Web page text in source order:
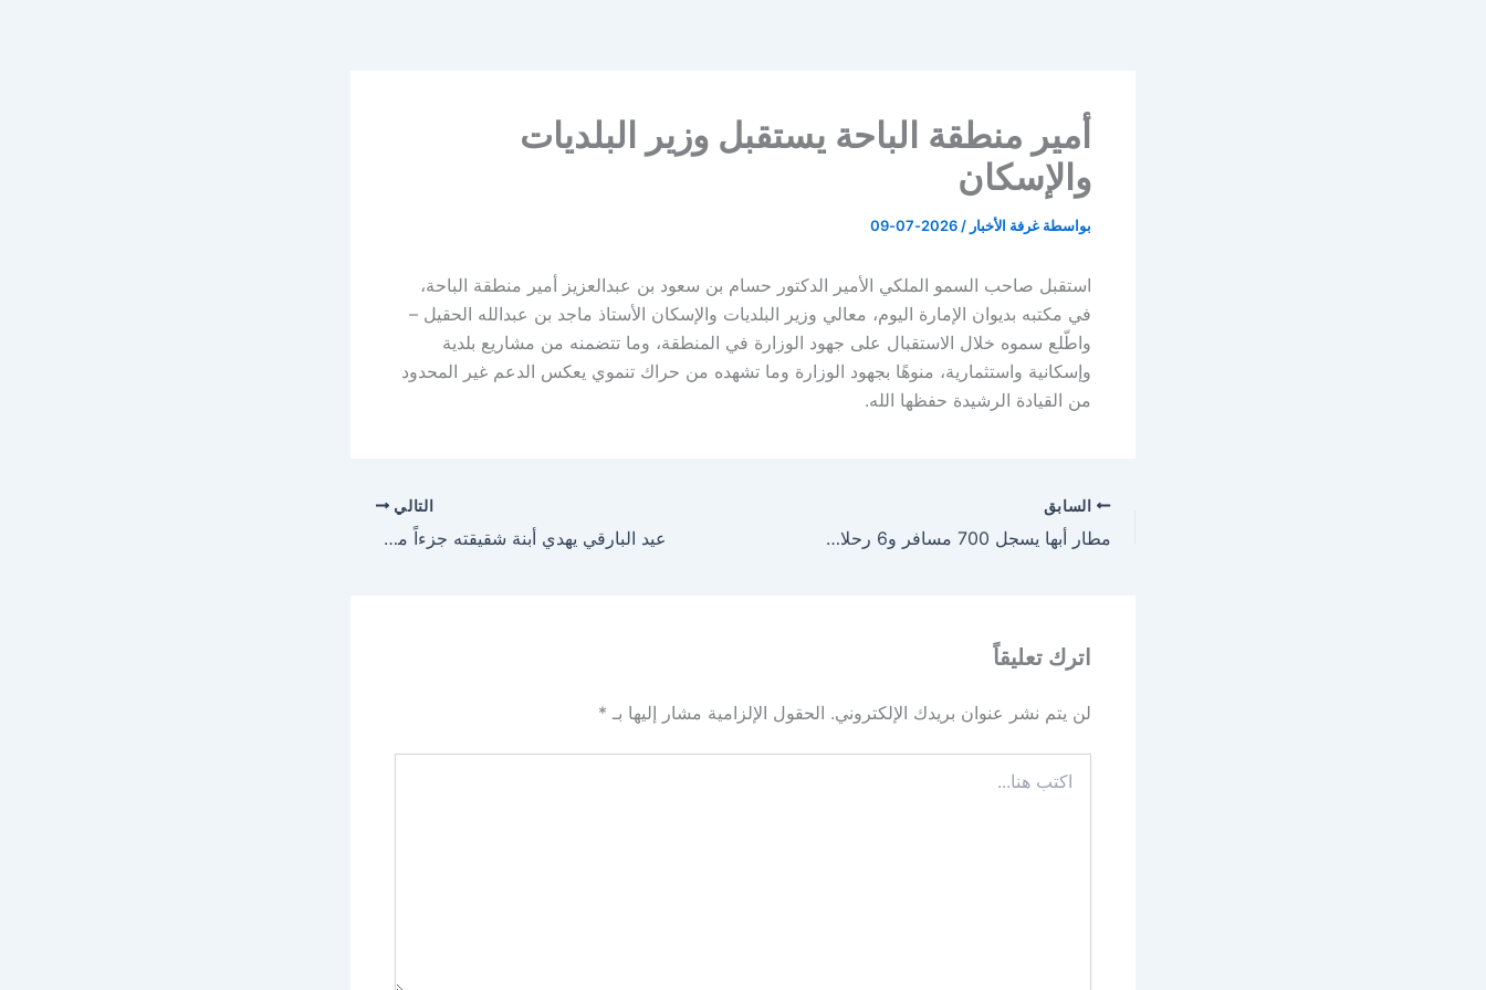
أمير منطقة الباحة يستقبل وزير البلديات
والإسكان
بواسطة غرفة الأخبار /
2026-07-09
استقبل صاحب السمو الملكي الأمير الدكتور حسام بن سعود بن عبدالعزيز أمير منطقة الباحة،
في مكتبه بديوان الإمارة اليوم، معالي وزير البلديات والإسكان الأستاذ ماجد بن عبدالله الحقيل –
واطّلع سموه خلال الاستقبال على جهود الوزارة في المنطقة، وما تتضمنه من مشاريع بلدية
وإسكانية واستثمارية، منوهًا بجهود الوزارة وما تشهده من حراك تنموي يعكس الدعم غير المحدود
من القيادة الرشيدة حفظها الله.
السابق
مطار أبها يسجل 700 مسافر و6 رحلات كل ساعة
التالي
عيد البارقي يهدي أبنة شقيقته جزءاً من كبده وينهي معاناتها
اترك تعليقاً
لن يتم نشر عنوان بريدك الإلكتروني. الحقول الإلزامية مشار إليها بـ *
هنا...